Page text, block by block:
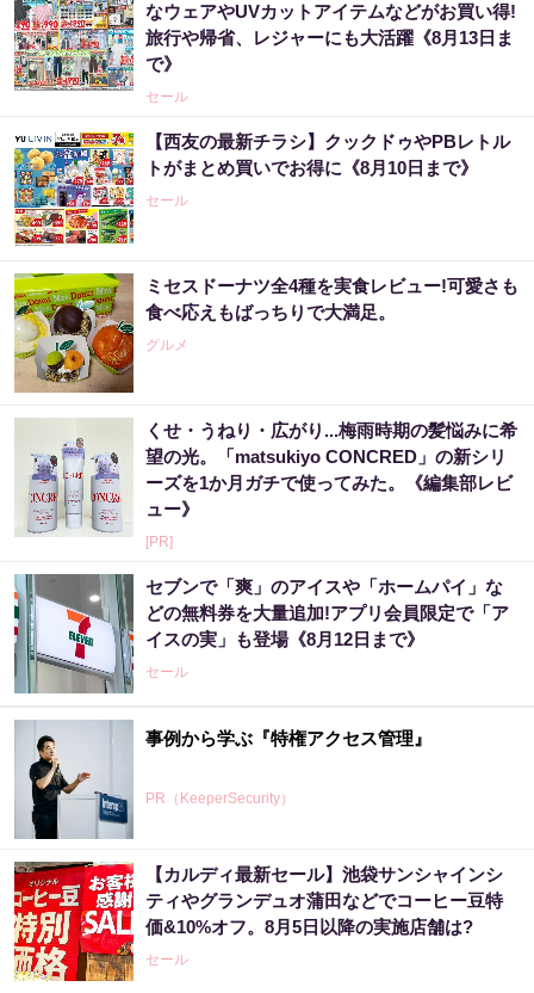
なウェアやUVカットアイテムなどがお買い得!
旅行や帰省、レジャーにも大活躍《8月13日ま
で》
セール
【西友の最新チラシ】クックドゥやPBレトル
トがまとめ買いでお得に《8月10日まで》
セール
ミセスドーナツ全4種を実食レビュー!可愛さも
食べ応えもばっちりで大満足。
グルメ
くせ・うねり・広がり...梅雨時期の髪悩みに希
望の光。「matsukiyo CONCRED」の新シリ
ーズを1か月ガチで使ってみた。《編集部レビ
ュー》
[PR]
セブンで「爽」のアイスや「ホームパイ」な
どの無料券を大量追加!アプリ会員限定で「ア
イスの実」も登場《8月12日まで》
セール
事例から学ぶ『特権アクセス管理』
PR（KeeperSecurity）
【カルディ最新セール】池袋サンシャインシ
ティやグランデュオ蒲田などでコーヒー豆特
価&10%オフ。8月5日以降の実施店舗は?
セール